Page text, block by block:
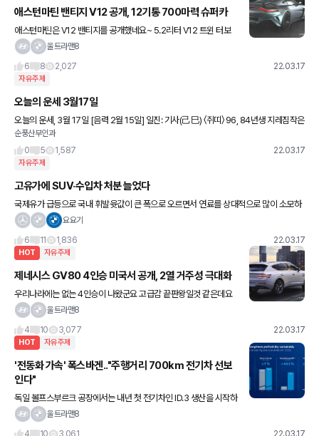
애스턴마틴 밴티지 V12 공개, 12기통 700마력 슈퍼카
애스턴마틴은 V12 밴티지를 공개했네요~ 5.2리터 V12 트윈 터보
엔진으로 700마력을 발휘하며, 제로백은 100km/h까지 3.4초가
울트라맨8
6
8 2,027 22.03.17
자유주제
오늘의 운세 3월17일
오늘의 운세, 3월 17일 [음력 2월 15일] 일진: 기사(己巳) 〈쥐띠〉 96, 84년생 지레짐작은
위험하다. 상대의 생각은 전혀 다를 수 있다. 72년생 어떤 처세를 하느냐가 중요하게
순풍산부인과
0
5 1,587 22.03.17
자유주제
고유가에 SUV·수입차 처분 늘었다
국제유가 급등으로 국내 휘발윳값이 큰 폭으로 오르면서 연료를 상대적으로 많이 소모하
는 SUV 차량 처분이 늘고 있는 것으로 나타났다고 합니다 기름넣기 겁나네요 요즘 정말
요요기
6
11 1,836 22.03.17
HOT 자유주제
제네시스 GV80 4인승 미국서 공개, 2열 거주성 극대화
우리나라에는 없는 4인승이 나왔군요 고급감 끝판왕일것 같은데요
ㅎㅎ 우리나라도 의전용으로 굉장히 좋을것 같아보이는데 말만 있더
울트라맨8
4
10 3,077 22.03.17
HOT 자유주제
'전동화 가속' 폭스바겐.."주행거리 700km 전기차 선보
인다"
독일 볼프스부르크 공장에서는 내년 첫 전기차인 ID.3 생산을 시작하
고 이후 2026년에는 두 번째 전기차 ‘트리니티’를 만든다. 트리니티
울트라맨8
4
10 3,061 22.03.17